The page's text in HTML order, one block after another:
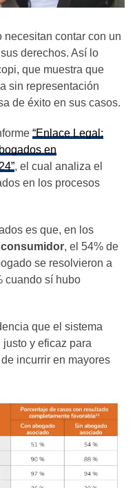
necesitan contar con un
derechos. Así lo
que muestra que
sin representación
de éxito en sus casos.
“Enlace Legal:
en
, el cual analiza el
en los procesos
es que, en los
, el 54% de
se resolvieron a
cuando sí hubo
que el sistema
y eficaz para
incurrir en mayores